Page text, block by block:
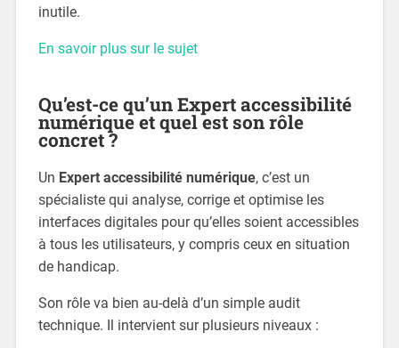
inutile.
En savoir plus sur le sujet
Qu’est-ce qu’un Expert accessibilité
numérique et quel est son rôle
concret ?
Un Expert accessibilité numérique, c’est un
spécialiste qui analyse, corrige et optimise les
interfaces digitales pour qu’elles soient accessibles
à tous les utilisateurs, y compris ceux en situation
de handicap.
Son rôle va bien au-delà d’un simple audit
technique. Il intervient sur plusieurs niveaux :